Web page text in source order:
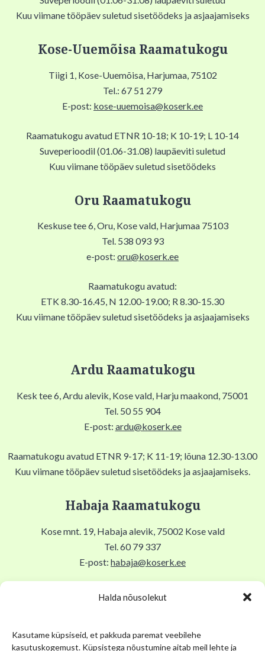
Halda nõusolekut
Kasutame küpsiseid, et pakkuda paremat veebilehe
kasutuskogemust. Küpsistega nõustumine aitab meil lehte ja
Kuu viimane tööpäev suletud sisetöödeks ja asjaajamiseks
Kose-Uuemõisa Raamatukogu
Tiigi 1, Kose-Uuemõisa, Harjumaa, 75102
Tel.: 67 51 279
E-post: kose-uuemoisa@koserk.ee
Raamatukogu avatud ETNR 10-18; K 10-19; L 10-14
Suveperioodil (01.06-31.08) laupäeviti suletud
Kuu viimane tööpäev suletud sisetöödeks
Oru Raamatukogu
Keskuse tee 6, Oru, Kose vald, Harjumaa 75103
Tel. 538 093 93
e-post: oru@koserk.ee
Raamatukogu avatud:
ETK 8.30-16.45, N 12.00-19.00; R 8.30-15.30
Kuu viimane tööpäev suletud sisetöödeks ja asjaajamiseks
Ardu Raamatukogu
Kesk tee 6, Ardu alevik, Kose vald, Harju maakond, 75001
Tel. 50 55 904
E-post: ardu@koserk.ee
Raamatukogu avatud ETNR 9-17; K 11-19; lõuna 12.30-13.00
Kuu viimane tööpäev suletud sisetöödeks ja asjaajamiseks.
Habaja Raamatukogu
Kose mnt. 19, Habaja alevik, 75002 Kose vald
Tel. 60 79 337
E-post: habaja@koserk.ee
Raamatukogu avatud N,R 9-17, T 11-19, Lõuna 12-12.30,
Kuu viimane tööpäev suletud sisetöödeks ja asjaajamiseks.